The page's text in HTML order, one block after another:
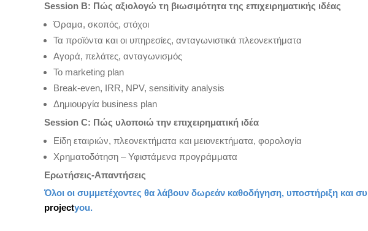
Session Β: Πώς αξιολογώ τη βιωσιμότητα της επιχειρηματικής ιδέας
Όραμα, σκοπός, στόχοι
Τα προϊόντα και οι υπηρεσίες, ανταγωνιστικά πλεονεκτήματα
Αγορά, πελάτες, ανταγωνισμός
Το marketing plan
Break-even, IRR, NPV, sensitivity analysis
Δημιουργία business plan
Session C: Πώς υλοποιώ την επιχειρηματική ιδέα
Είδη εταιριών, πλεονεκτήματα και μειονεκτήματα, φορολογία
Χρηματοδότηση – Υφιστάμενα προγράμματα
Ερωτήσεις-Απαντήσεις
Όλοι οι συμμετέχοντες θα λάβουν δωρεάν καθοδήγηση, υποστήριξη και
projectyou.